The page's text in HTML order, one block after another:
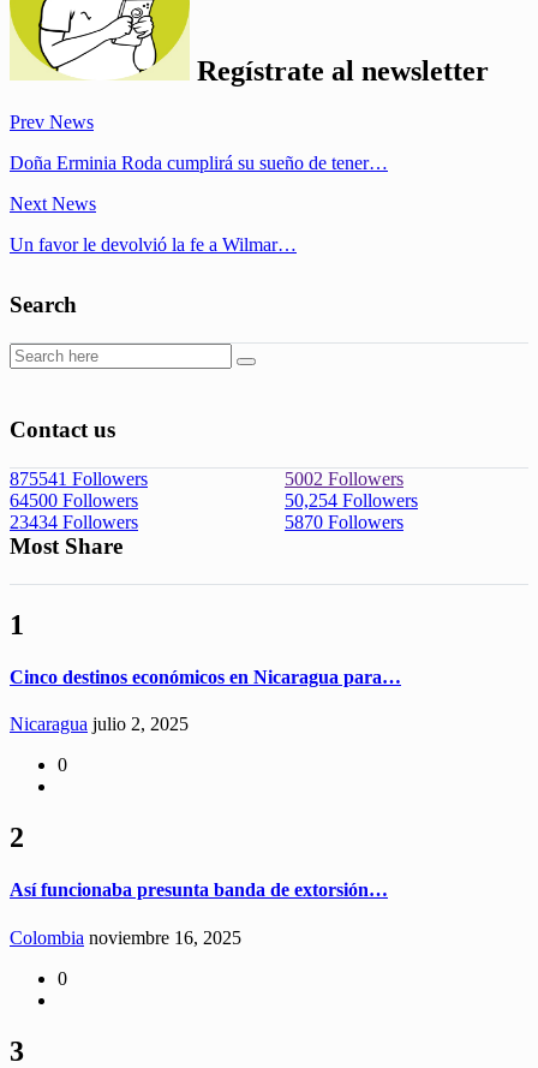
Regístrate al newsletter
Prev News
Doña Erminia Roda cumplirá su sueño de tener…
Next News
Un favor le devolvió la fe a Wilmar…
Search
Contact us
875541 Followers 5002 Followers
64500 Followers 50,254 Followers
23434 Followers 5870 Followers
Most Share
1
Cinco destinos económicos en Nicaragua para…
Nicaragua julio 2, 2025
0
2
Así funcionaba presunta banda de extorsión…
Colombia noviembre 16, 2025
0
3